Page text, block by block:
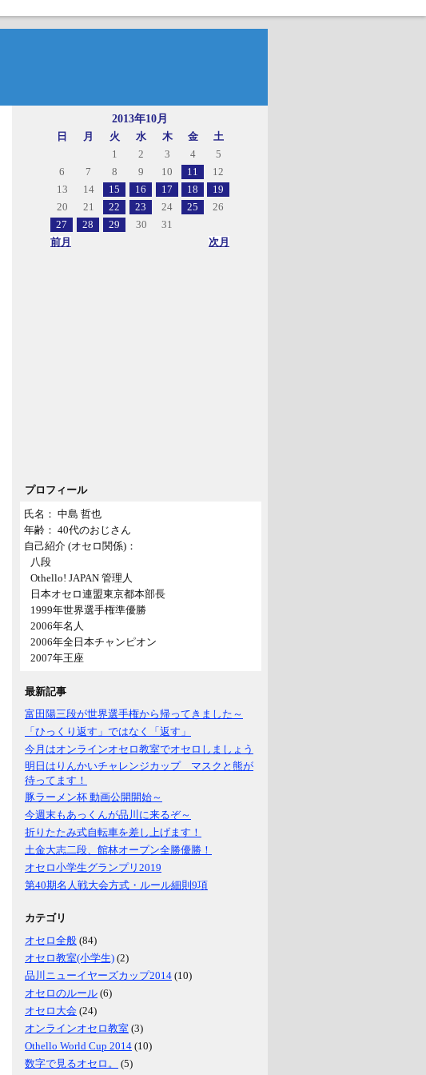
2013年10月
日
月 火 水 木 金
土
1
2 3 4
5
6
7 8 9 10 11
12
13
14 15 16 17 18
19
20
21 22 23 24 25
26
27
28 29 30
31
前月
次月
プロフィール
氏名： 中島 哲也
年齢： 40代のおじさん
自己紹介 (オセロ関係)：
八段
Othello! JAPAN 管理人
日本オセロ連盟東京都本部長
1999年世界選手権準優勝
2006年名人
2006年全日本チャンピオン
2007年王座
最新記事
富田陽三段が世界選手権から帰ってきました～
「ひっくり返す」ではなく「返す」
今月はオンラインオセロ教室でオセロしましょう
明日はりんかいチャレンジカップ マスクと熊が
待ってます！
豚ラーメン杯 動画公開開始～
今週末もあっくんが品川に来るぞ～
折りたたみ式自転車を差し上げます！
土金大志二段、館林オープン全勝優勝！
オセロ小学生グランプリ2019
第40期名人戦大会方式・ルール細則9項
カテゴリ
オセロ全般 (84)
オセロ教室(小学生) (2)
品川ニューイヤーズカップ2014 (10)
オセロのルール (6)
オセロ大会 (24)
オンラインオセロ教室 (3)
Othello World Cup 2014 (10)
数字で見るオセロ。
(5)